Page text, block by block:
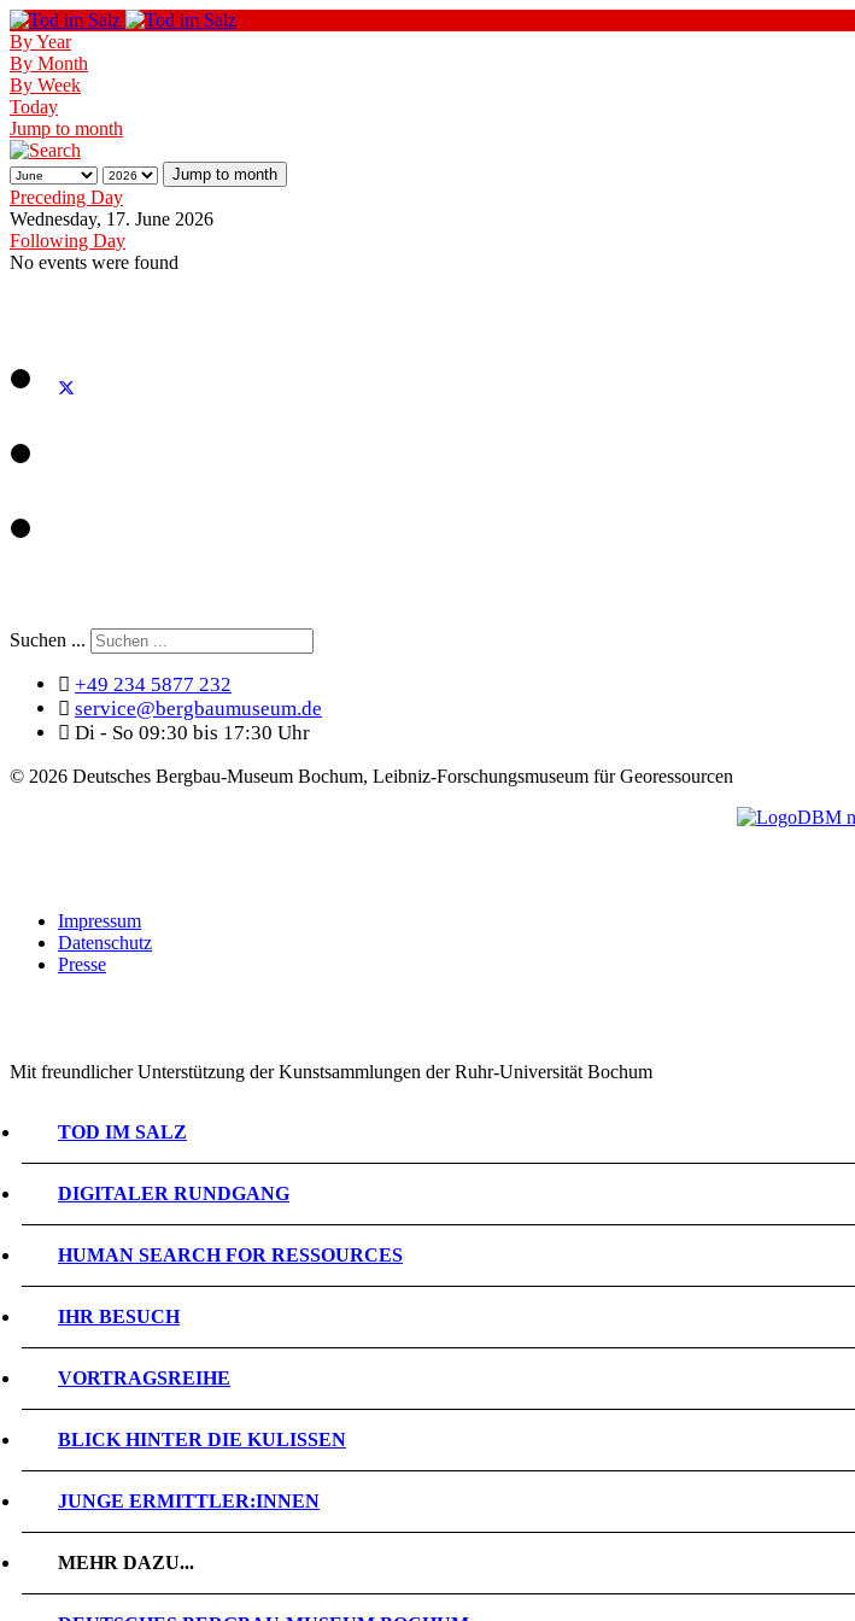
By Year
By Month
By Week
Today
Jump to month
Jump to month
Preceding Day
Wednesday, 17. June 2026
Following Day
No events were found
Suchen ...
+49 234 5877 232
service@bergbaumuseum.de
Di - So 09:30 bis 17:30 Uhr
© 2026 Deutsches Bergbau-Museum Bochum, Leibniz-Forschungsmuseum für Georessourcen
Impressum
Datenschutz
Presse
Mit freundlicher Unterstützung der Kunstsammlungen der Ruhr-Universität Bochum
TOD IM SALZ
DIGITALER RUNDGANG
HUMAN SEARCH FOR RESSOURCES
IHR BESUCH
VORTRAGSREIHE
BLICK HINTER DIE KULISSEN
JUNGE ERMITTLER:INNEN
MEHR DAZU...